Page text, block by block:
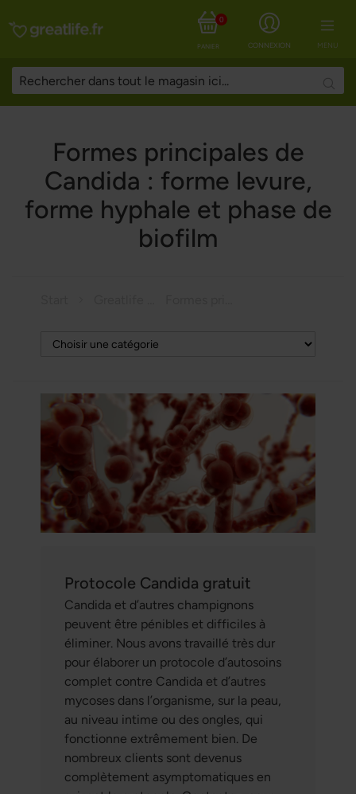
MENU
CONNEXION
PANIER
0
Formes principales de
Candida : forme levure,
forme hyphale et phase de
biofilm
Protocole Candida gratuit
Candida et d’autres champignons
peuvent être pénibles et difficiles à
éliminer. Nous avons travaillé très dur
pour élaborer un protocole d’autosoins
complet contre Candida et d’autres
mycoses dans l’organisme, sur la peau,
au niveau intime ou des ongles, qui
fonctionne extrêmement bien. De
nombreux clients sont devenus
complètement asymptomatiques en